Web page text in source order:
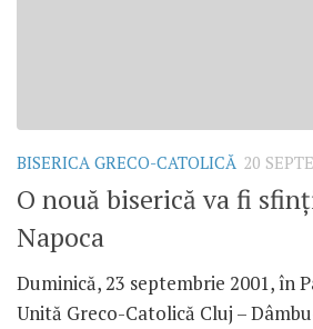
BISERICA GRECO-CATOLICĂ 20
O nouă biserică va fi
Napoca
Duminică, 23 septembrie 2001, în
Unită Greco-Catolică Cluj –